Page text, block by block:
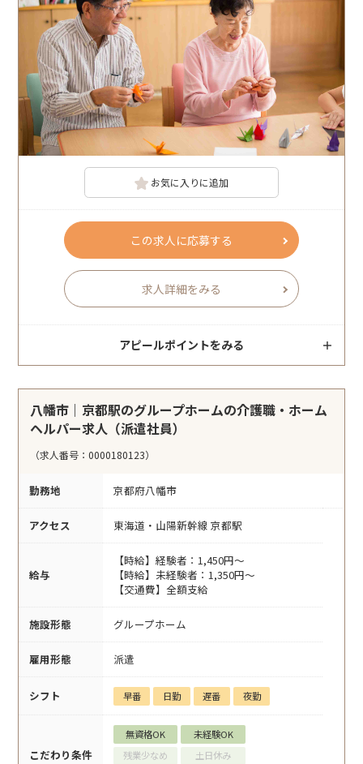
お気に入りに追加
この求人に応募する
求人詳細をみる
アピールポイントをみる
八幡市｜京都駅のグループホームの介護職・ホーム
ヘルパー求人（派遣社員）
（求人番号：0000180123）
勤務地 京都府八幡市
アクセス 東海道・山陽新幹線 京都駅
給与
【時給】経験者：1,450円～
【時給】未経験者：1,350円～
【交通費】全額支給
施設形態 グループホーム
雇用形態 派遣
シフト 早番 日勤 遅番 夜勤
こだわり条件
無資格OK
未経験OK
残業少なめ
土日休み